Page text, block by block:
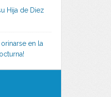
Hija de Diez
en la